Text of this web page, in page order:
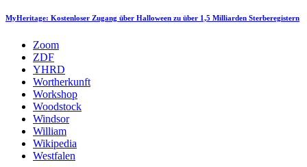
MyHeritage: Kostenloser Zugang über Halloween zu über 1,5 Milliarden Sterberegistern
Zoom
ZDF
YHRD
Wortherkunft
Workshop
Woodstock
Windsor
William
Wikipedia
Westfalen